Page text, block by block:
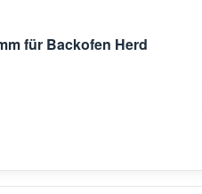
für Backofen Herd